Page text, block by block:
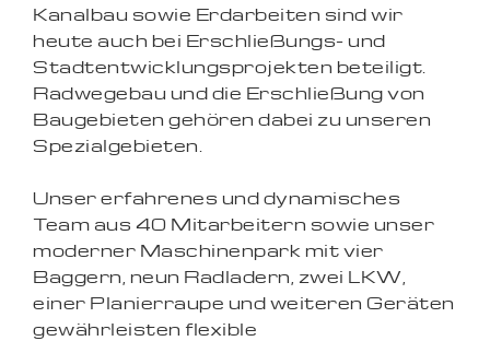
Kanalbau sowie Erdarbeiten sind wir
heute auch bei Erschließungs- und
Stadtentwicklungsprojekten beteiligt.
Radwegebau und die Erschließung von
Baugebieten gehören dabei zu unseren
Spezialgebieten.
Unser erfahrenes und dynamisches
Team aus 40 Mitarbeitern sowie unser
moderner Maschinenpark mit vier
Baggern, neun Radladern, zwei LKW,
einer Planierraupe und weiteren Geräten
gewährleisten flexible